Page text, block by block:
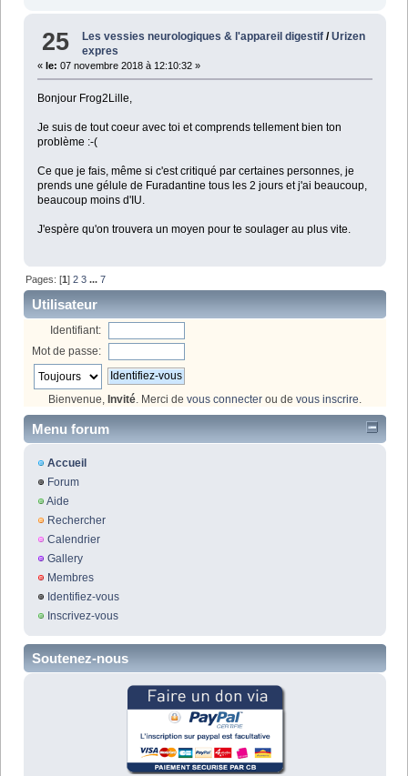
25 Les vessies neurologiques & l'appareil digestif /Urizen
expres
« le: 07 novembre 2018 à 12:10:32 »
Bonjour Frog2Lille,
Je suis de tout coeur avec toi et comprends tellement bien ton
problème :-(
Ce que je fais, même si c'est critiqué par certaines personnes, je
prends une gélule de Furadantine tous les 2 jours et j'ai beaucoup,
beaucoup moins d'IU.
J'espère qu'on trouvera un moyen pour te soulager au plus vite.
Pages: [1]2 3 ...7
Utilisateur
Identifiant:
Mot de passe:
Bienvenue, Invité. Merci de vous connecter ou de vous inscrire.
Menu forum
Accueil
Forum
Aide
Rechercher
Calendrier
Gallery
Membres
Identifiez-vous
Inscrivez-vous
Soutenez-nous